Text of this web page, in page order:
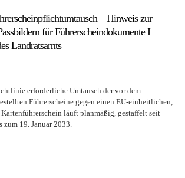
– Hinweis zur
für Führerscheindokumente I
Landratsamts
erforderliche Umtausch der vor dem
Führerscheine gegen einen EU-einheitlichen,
läuft planmäßig, gestaffelt seit
zum 19. Januar 2033.